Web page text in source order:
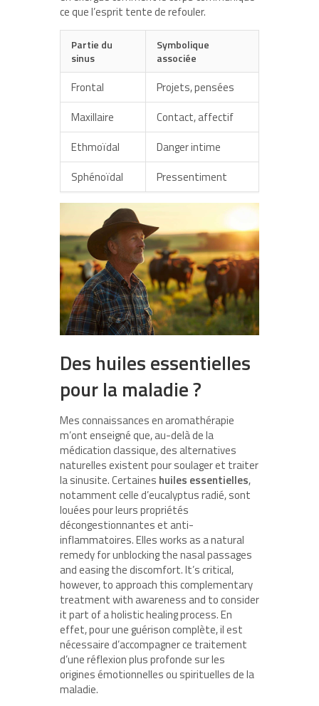
ce que l’esprit tente de refouler.
Partie du
sinus
Symbolique
associée
Frontal
Projets, pensées
Maxillaire
Contact, affectif
Ethmoïdal
Danger intime
Sphénoïdal
Pressentiment
Des huiles essentielles
pour la maladie ?
Mes connaissances en aromathérapie
m’ont enseigné que, au-delà de la
médication classique, des alternatives
naturelles existent pour soulager et traiter
la sinusite. Certaines huiles essentielles,
notamment celle d’eucalyptus radié, sont
louées pour leurs propriétés
décongestionnantes et anti-
inflammatoires. Elles works as a natural
remedy for unblocking the nasal passages
and easing the discomfort. It’s critical,
however, to approach this complementary
treatment with awareness and to consider
it part of a holistic healing process. En
effet, pour une guérison complète, il est
nécessaire d’accompagner ce traitement
d’une réflexion plus profonde sur les
origines émotionnelles ou spirituelles de la
maladie.